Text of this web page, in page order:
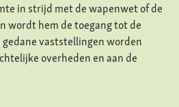
in strijd met de wapenwet of de
wordt hem de toegang tot de
vaststellingen worden
overheden en aan de